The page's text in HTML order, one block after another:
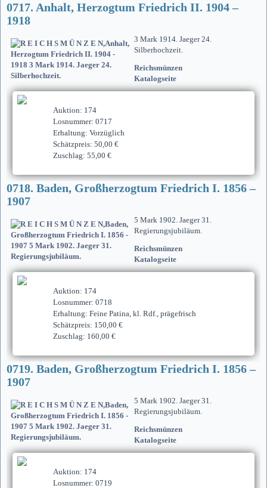
0717. Anhalt, Herzogtum Friedrich II. 1904 –
1918
3 Mark 1914. Jaeger 24.
Silberhochzeit.
Reichsmünzen
Katalogseite
Auktion: 174
Losnummer: 0717
Erhaltung: Vorzüglich
Schätzpreis: 50,00 €
Zuschlag: 55,00 €
0718. Baden, Großherzogtum Friedrich I. 1856 –
1907
5 Mark 1902. Jaeger 31.
Regierungsjubiläum.
Reichsmünzen
Katalogseite
Auktion: 174
Losnummer: 0718
Erhaltung: Feine Patina, kl. Rdf., prägefrisch
Schätzpreis: 150,00 €
Zuschlag: 160,00 €
0719. Baden, Großherzogtum Friedrich I. 1856 –
1907
5 Mark 1902. Jaeger 31.
Regierungsjubiläum.
Reichsmünzen
Katalogseite
Auktion: 174
Losnummer: 0719